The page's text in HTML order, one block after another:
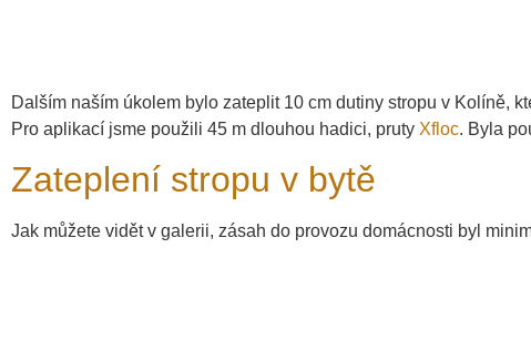
Dalším naším úkolem bylo zateplit 10 cm dutiny stropu v Kolíně,
Pro aplikací jsme použili 45 m dlouhou hadici, pruty Xfloc. Byla
Zateplení stropu v bytě
Jak můžete vidět v galerii, zásah do provozu domácnosti byl